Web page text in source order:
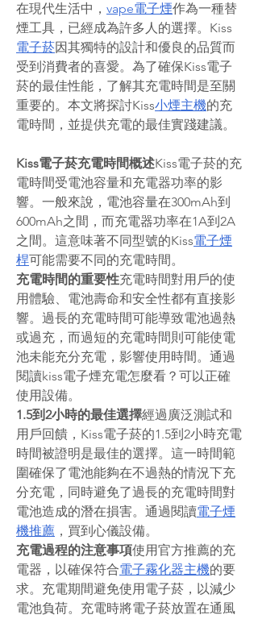
在現代生活中， vape電子煙作為一種替
煙工具，已經成為許多人的選擇。Kiss
電子菸因其獨特的設計和優良的品質而
受到消費者的喜愛。為了確保Kiss電子
菸的最佳性能，了解其充電時間是至關
重要的。本文將探討Kiss小煙主機的充
電時間，並提供充電的最佳實踐建議。
Kiss電子菸充電時間概述Kiss電子菸的充
電時間受電池容量和充電器功率的影
響。一般來說，電池容量在300mAh到
600mAh之間，而充電器功率在1A到2A
之間。這意味著不同型號的Kiss電子煙
桿可能需要不同的充電時間。
充電時間的重要性充電時間對用戶的使
用體驗、電池壽命和安全性都有直接影
響。過長的充電時間可能導致電池過熱
或過充，而過短的充電時間則可能使電
池未能充分充電，影響使用時間。通過
閱讀kiss電子煙充電怎麼看？可以正確
使用設備。
1.5到2小時的最佳選擇經過廣泛測試和
用戶回饋，Kiss電子菸的1.5到2小時充電
時間被證明是最佳的選擇。這一時間範
圍確保了電池能夠在不過熱的情況下充
分充電，同時避免了過長的充電時間對
電池造成的潛在損害。通過閱讀電子煙
機推薦 ，買到心儀設備。
充電過程的注意事項使用官方推薦的充
電器，以確保符合電子霧化器主機的要
求。充電期間避免使用電子菸，以減少
電池負荷。充電時將電子菸放置在通風